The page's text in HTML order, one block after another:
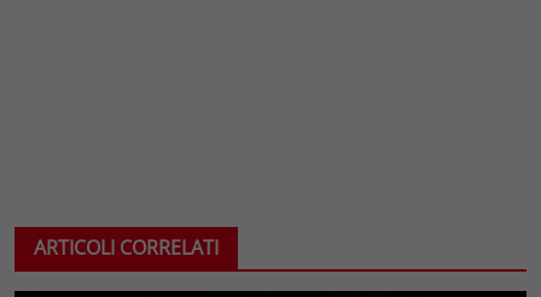
ARTICOLI CORRELATI